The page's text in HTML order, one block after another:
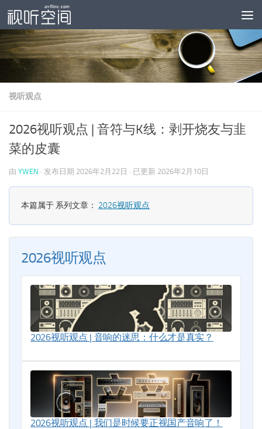
跳至内容
视听观点
2026视听观点 | 音符与K线：剥开烧友与韭
菜的皮囊
由 YWEN · 发布日期 2026年2月22日 · 已更新 2026年2月10日
本篇属于 系列文章： 2026视听观点
2026视听观点
2026视听观点 | 音响的迷思：什么才是真实？
2026视听观点 | 我们是时候要正视国产音响了！